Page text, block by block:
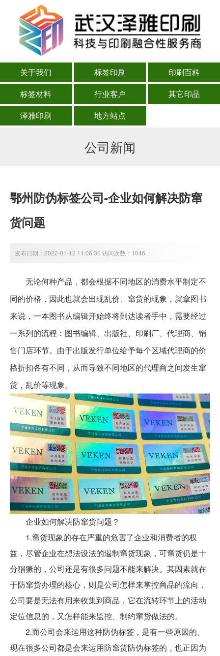
关于我们 标签印刷
印刷百科
标签材料
行业客户
其它印品
泽雅印刷
地方站点
公司新闻
鄂州防伪标签公司-企业如何解决防窜
货问题
发布日期：2022-01-12 11:06:30 访问次数：1046
无论何种产品，都会根据不同地区的消费水平制定不
同的价格，因此也就会出现乱价、窜货的现象，就拿图书
来说，一本图书从编辑开始终将到达读者手中，需要经过
一系列的流程：图书编辑、出版社、印刷厂、代理商、销
售门店环节。由于出版发行单位给予每个区域代理商的价
格折扣各有不同，从而导致不同地区的代理商之间发生窜
货，乱价等现象。
企业如何解决防窜货问题？
1.窜货现象的存在严重的危害了企业和消费者的权
益，尽管企业在想法设法的遏制窜货现象，可窜货仍是十
分猖獗的，公司还是有很多问题不能来解决。其因素就在
于防窜货办理的核心，则是公司怎样来掌控商品的流向，
公司要是无法有用来收集到商品，它在流转环节上的活动
定位信息的，又怎样能来监控、制约窜货做法的。
2.而公司会来运用这种防伪标签，是有一些原因的。
现在很多公司都是会来运用防窜货防伪标签的，也正因为